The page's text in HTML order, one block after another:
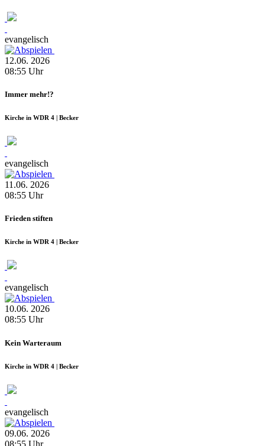
evangelisch
12.06. 2026
08:55 Uhr
Immer mehr!?
Kirche in WDR 4 | Becker
evangelisch
11.06. 2026
08:55 Uhr
Frieden stiften
Kirche in WDR 4 | Becker
evangelisch
10.06. 2026
08:55 Uhr
Kein Warteraum
Kirche in WDR 4 | Becker
evangelisch
09.06. 2026
08:55 Uhr